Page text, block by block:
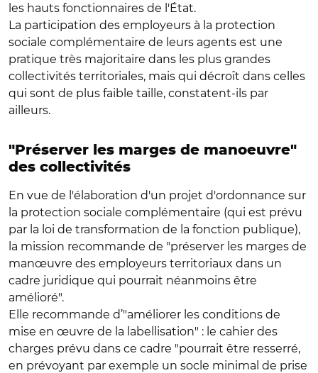
les hauts fonctionnaires de l'État.
La participation des employeurs à la protection
sociale complémentaire de leurs agents est une
pratique très majoritaire dans les plus grandes
collectivités territoriales, mais qui décroît dans celles
qui sont de plus faible taille, constatent-ils par
ailleurs.
"Préserver les marges de manoeuvre"
des collectivités
En vue de l'élaboration d'un projet d'ordonnance sur
la protection sociale complémentaire (qui est prévu
par la loi de transformation de la fonction publique),
la mission recommande de "préserver les marges de
manœuvre des employeurs territoriaux dans un
cadre juridique qui pourrait néanmoins être
amélioré".
Elle recommande d’"améliorer les conditions de
mise en œuvre de la labellisation" : le cahier des
charges prévu dans ce cadre "pourrait être resserré,
en prévoyant par exemple un socle minimal de prise